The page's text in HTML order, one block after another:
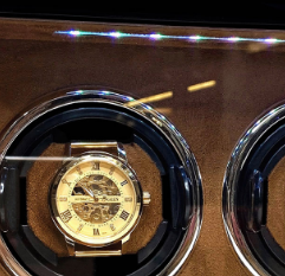
Bán Hộp Đựng Đồng Hồ
Hộp Đựng Trang Sức -
bằng Da, bằng Gỗ tại
01-04-2026
Hãy bảo về những chiếc đồng hồ
bạn bằng Hộp Đựng Đồng Hồ Đeo
cấp.…
ĐỌC THÊM